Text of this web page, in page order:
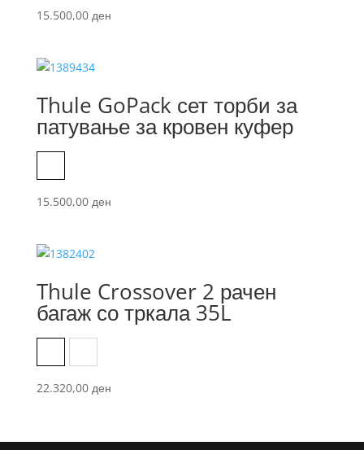
15.500,00 ден
Thule GoPack сет торби за
патување за кровен куфер
15.500,00 ден
Thule Crossover 2 рачен
багаж со тркала 35L
22.320,00 ден